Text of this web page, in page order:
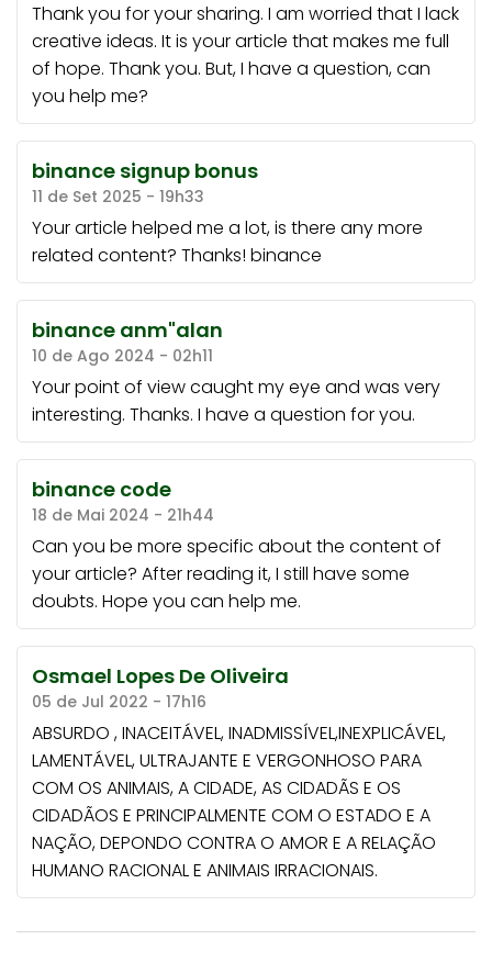
Thank you for your sharing. I am worried that I lack
creative ideas. It is your article that makes me full
of hope. Thank you. But, I have a question, can
you help me?
binance signup bonus
11 de Set 2025 - 19h33
Your article helped me a lot, is there any more
related content? Thanks! binance
binance anm"alan
10 de Ago 2024 - 02h11
Your point of view caught my eye and was very
interesting. Thanks. I have a question for you.
binance code
18 de Mai 2024 - 21h44
Can you be more specific about the content of
your article? After reading it, I still have some
doubts. Hope you can help me.
Osmael Lopes De Oliveira
05 de Jul 2022 - 17h16
ABSURDO , INACEITÁVEL, INADMISSÍVEL,INEXPLICÁVEL,
LAMENTÁVEL, ULTRAJANTE E VERGONHOSO PARA
COM OS ANIMAIS, A CIDADE, AS CIDADÃS E OS
CIDADÃOS E PRINCIPALMENTE COM O ESTADO E A
NAÇÃO, DEPONDO CONTRA O AMOR E A RELAÇÃO
HUMANO RACIONAL E ANIMAIS IRRACIONAIS.